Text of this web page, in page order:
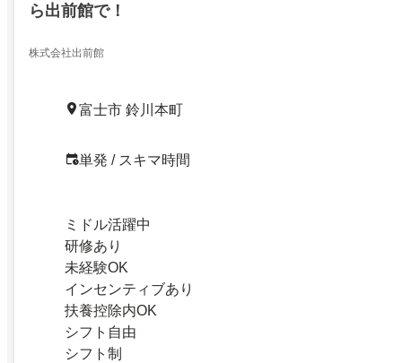
ら出前館で！
株式会社出前館
富士市 鈴川本町
単発 / スキマ時間
ミドル活躍中
研修あり
未経験OK
インセンティブあり
扶養控除内OK
シフト自由
シフト制